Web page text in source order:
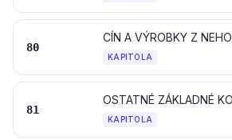
80
CÍN A VÝROBKY Z NEHO
KAPITOLA
81
KAPITOLA